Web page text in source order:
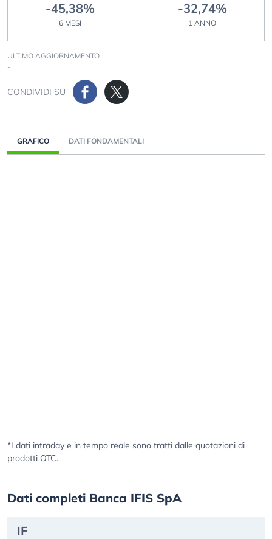
-45,38%
6 MESI
-32,74%
1 ANNO
ULTIMO AGGIORNAMENTO
-
CONDIVIDI SU
GRAFICO DATI FONDAMENTALI
*I dati intraday e in tempo reale sono tratti dalle quotazioni di
prodotti OTC.
Dati completi Banca IFIS SpA
IF